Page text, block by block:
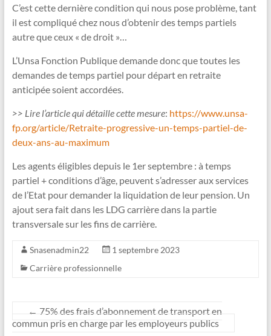
C’est cette dernière condition qui nous pose problème, tant
il est compliqué chez nous d’obtenir des temps partiels
autre que ceux « de droit »…
L’Unsa Fonction Publique demande donc que toutes les
demandes de temps partiel pour départ en retraite
anticipée soient accordées.
>> Lire l’article qui détaille cette mesure: https://www.unsa-
fp.org/article/Retraite-progressive-un-temps-partiel-de-
deux-ans-au-maximum
Les agents éligibles depuis le 1er septembre : à temps
partiel + conditions d’âge, peuvent s’adresser aux services
de l’Etat pour demander la liquidation de leur pension. Un
ajout sera fait dans les LDG carrière dans la partie
transversale sur les fins de carrière.
Snasenadmin22
1 septembre 2023
Carrière professionnelle
← 75% des frais d’abonnement de transport en
commun pris en charge par les employeurs publics